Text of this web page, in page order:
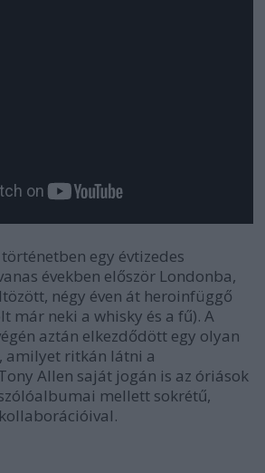
egy évtizedes
években először Londonba,
négy éven át heroinfüggő
már neki a whisky és a fű). A
aztán elkezdődött egy olyan
amilyet ritkán látni a
Allen saját jogán is az óriások
mellett sokrétű,